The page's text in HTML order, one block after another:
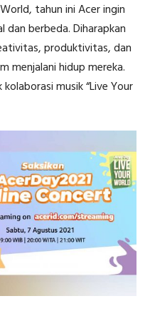
tahun ini Acer ingin
dan berbeda. Diharapkan
produktivitas, dan
menjalani hidup mereka.
musik “Live Your